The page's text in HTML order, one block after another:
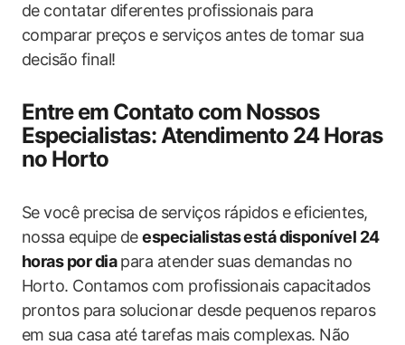
de contatar diferentes profissionais para
comparar ⁣preços e‍ serviços ‌antes de tomar sua
decisão final!
Entre em Contato com Nossos
Especialistas: Atendimento 24 Horas⁤
no Horto
Se você precisa de serviços rápidos e eficientes,
nossa equipe deespecialistas⁢ está ‍disponível 24
horas por diapara atender suas demandas no
Horto. Contamos com profissionais capacitados
prontos para solucionar desde pequenos reparos⁤
em sua casa até tarefas mais complexas. Não